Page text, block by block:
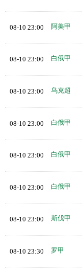
08-10 23:00 阿美甲
08-10 23:00 白俄甲
08-10 23:00 乌克超
08-10 23:00 白俄甲
08-10 23:00 白俄甲
08-10 23:00 白俄甲
08-10 23:00 斯伐甲
08-10 23:30 罗甲